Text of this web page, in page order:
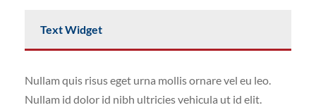
Text Widget
Nullam quis risus eget urna mollis ornare vel eu leo.
Nullam id dolor id nibh ultricies vehicula ut id elit.